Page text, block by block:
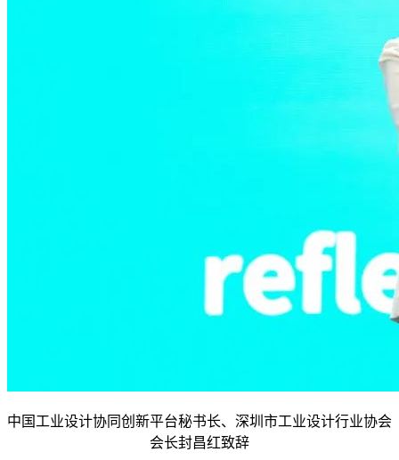
中国工业设计协同创新平台秘书长、深圳市工业设计行业协会
会长封昌红致辞